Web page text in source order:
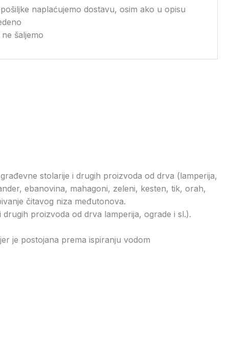
naplaćujemo dostavu, osim ako u opisu
šaljemo
stolarije i drugih proizvoda od drva (lamperija,
ebanovina, mahagoni, zeleni, kesten, tik, orah,
čitavog niza međutonova.
proizvoda od drva lamperija, ograde i sl.).
je postojana prema ispiranju vodom